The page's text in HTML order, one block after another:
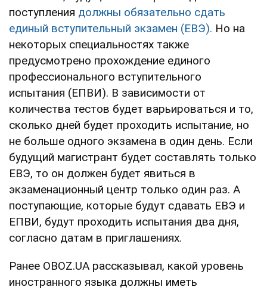
поступления должны обязательно сдать
единый вступительный экзамен (ЕВЭ). Но на
некоторых специальностях также
предусмотрено прохождение единого
профессионального вступительного
испытания (ЕПВИ). В зависимости от
количества тестов будет варьироваться и то,
сколько дней будет проходить испытание, но
не больше одного экзамена в один день. Если
будущий магистрант будет составлять только
ЕВЭ, то он должен будет явиться в
экзаменационный центр только один раз. А
поступающие, которые будут сдавать ЕВЭ и
ЕПВИ, будут проходить испытания два дня,
согласно датам в приглашениях.
Ранее OBOZ.UA рассказывал, какой уровень
иностранного языка должны иметь